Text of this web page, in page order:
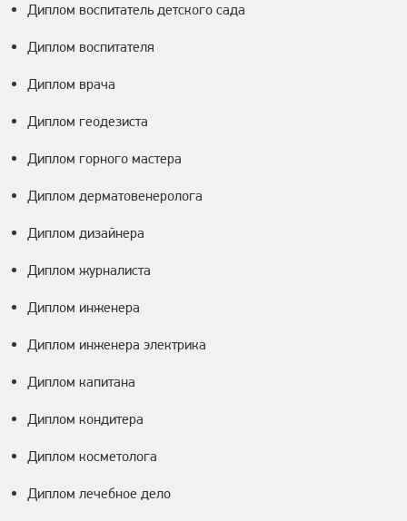
Диплом воспитатель детского сада
Диплом воспитателя
Диплом врача
Диплом геодезиста
Диплом горного мастера
Диплом дерматовенеролога
Диплом дизайнера
Диплом журналиста
Диплом инженера
Диплом инженера электрика
Диплом капитана
Диплом кондитера
Диплом косметолога
Диплом лечебное дело